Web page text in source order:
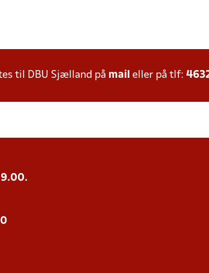
til DBU Sjælland på mail eller på tlf: